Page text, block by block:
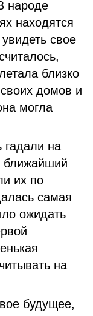
народе
находятся
свое
близко
домов и
могла
гадали на
ближайший
их по
самая
ожидать
на
будущее,